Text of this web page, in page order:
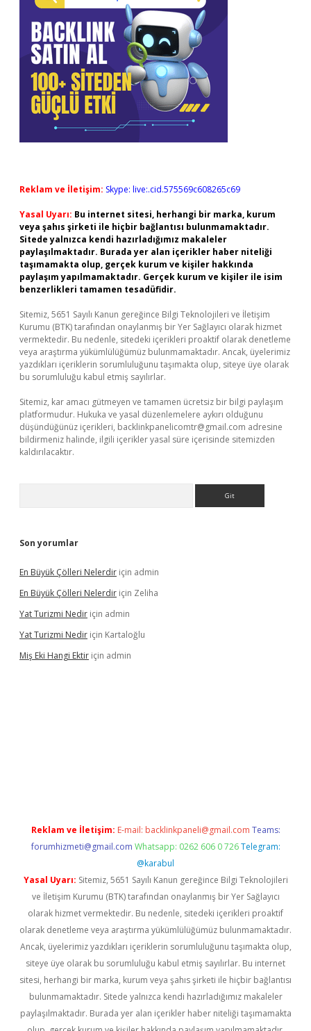
Reklam ve İletişim: Skype: live:.cid.575569c608265c69
Yasal Uyarı: Bu internet sitesi, herhangi bir marka, kurum
veya şahıs şirketi ile hiçbir bağlantısı bulunmamaktadır.
Sitede yalnızca kendi hazırladığımız makaleler
paylaşılmaktadır. Burada yer alan içerikler haber niteliği
taşımamakta olup, gerçek kurum ve kişiler hakkında
paylaşım yapılmamaktadır. Gerçek kurum ve kişiler ile isim
benzerlikleri tamamen tesadüfidir.
Sitemiz, 5651 Sayılı Kanun gereğince Bilgi Teknolojileri ve İletişim
Kurumu (BTK) tarafından onaylanmış bir Yer Sağlayıcı olarak hizmet
vermektedir. Bu nedenle, sitedeki içerikleri proaktif olarak denetleme
veya araştırma yükümlülüğümüz bulunmamaktadır. Ancak, üyelerimiz
yazdıkları içeriklerin sorumluluğunu taşımakta olup, siteye üye olarak
bu sorumluluğu kabul etmiş sayılırlar.
Sitemiz, kar amacı gütmeyen ve tamamen ücretsiz bir bilgi paylaşım
platformudur. Hukuka ve yasal düzenlemelere aykırı olduğunu
düşündüğünüz içerikleri, backlinkpanelicomtr@gmail.com adresine
bildirmeniz halinde, ilgili içerikler yasal süre içerisinde sitemizden
kaldırılacaktır.
Son yorumlar
En Büyük Çölleri Nelerdir için admin
En Büyük Çölleri Nelerdir için Zeliha
Yat Turizmi Nedir için admin
Yat Turizmi Nedir için Kartaloğlu
Miş Eki Hangi Ektir için admin
Reklam ve İletişim: E-mail: backlinkpaneli@gmail.com Teams:
forumhizmeti@gmail.com Whatsapp: 0262 606 0 726 Telegram:
@karabul
Yasal Uyarı: Sitemiz, 5651 Sayılı Kanun gereğince Bilgi Teknolojileri
ve İletişim Kurumu (BTK) tarafından onaylanmış bir Yer Sağlayıcı
olarak hizmet vermektedir. Bu nedenle, sitedeki içerikleri proaktif
olarak denetleme veya araştırma yükümlülüğümüz bulunmamaktadır.
Ancak, üyelerimiz yazdıkları içeriklerin sorumluluğunu taşımakta olup,
siteye üye olarak bu sorumluluğu kabul etmiş sayılırlar. Bu internet
sitesi, herhangi bir marka, kurum veya şahıs şirketi ile hiçbir bağlantısı
bulunmamaktadır. Sitede yalnızca kendi hazırladığımız makaleler
paylaşılmaktadır. Burada yer alan içerikler haber niteliği taşımamakta